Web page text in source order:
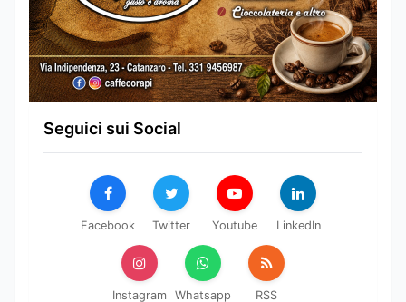
Seguici sui Social
Facebook Twitter Youtube LinkedIn
Instagram Whatsapp RSS